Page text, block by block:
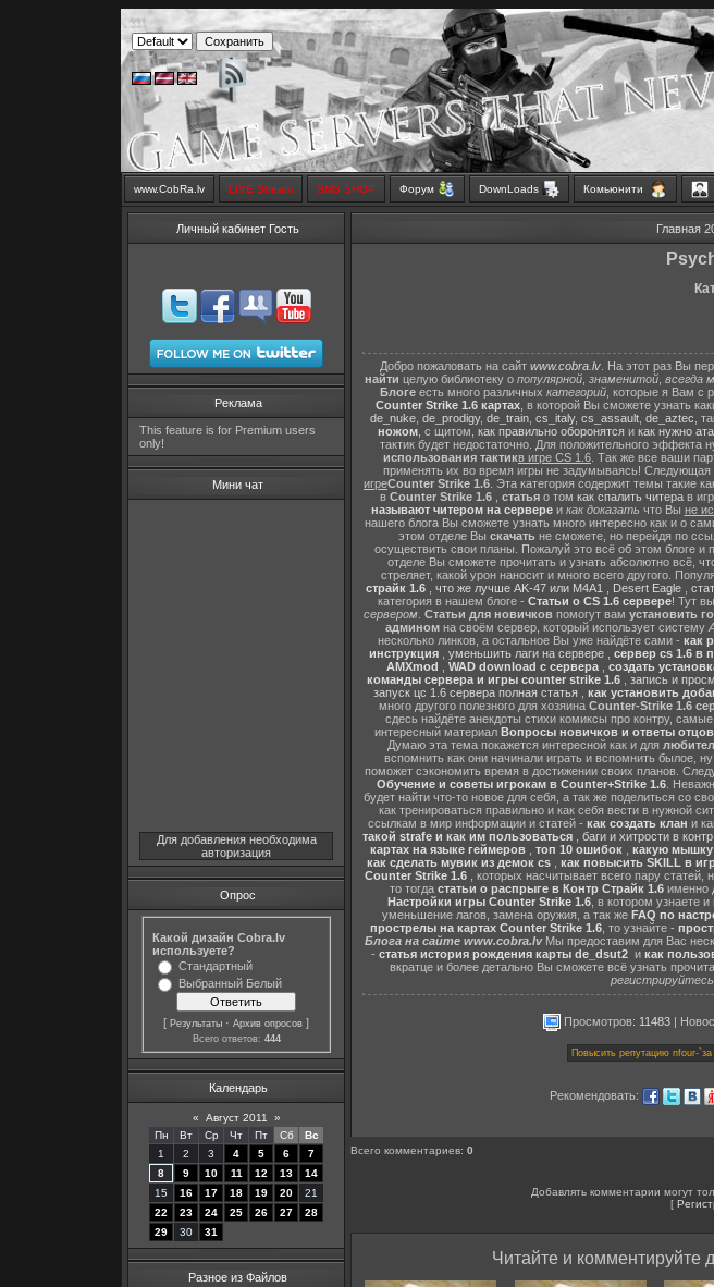
www.CobRa.lv LIVE Stream SMS SHOP Форум DownLoads Комьюнити
Личный кабинет Гость
Реклама
This feature is for Premium users
only!
Мини чат
Для добавления необходима
авторизация
Опрос
Какой дизайн Cobra.lv
используете?
Стандартный
Выбранный Белый
[ Результаты · Архив опросов ]
Всего ответов: 444
Календарь
« Август 2011
»
Пн
Вт Ср Чт Пт Сб
Вс
1
2 3 4 5 6
7
8
9 10 11 12 13
14
15
16 17 18 19 20
21
22
23 24 25 26 27
28
29
30 31
Разное из Файлов
Главная
Добро пожаловать на сайт www.cobra.lv . На этот раз Вы
найти целую библиотеку о популярной знаменитой всегда
Блоге есть много различных категорий , которые я Вам с
Counter Strike 1.6 картах, в которой Вы сможете узнать
de_nuke, de_prodigy, de_train, cs_italy, cs_assault, de_aztec ,
ножом , с щитом, как правильно оборонятся и как нужно
тактик будет недостаточно. Для положительного эффекта
использования тактикв игре CS 1.6 . Так же все ваши
применять их во время игры не задумываясь! Следующая
игреCounter Strike 1.6 . Эта категория содержит темы такие
в Counter Strike 1.6 статья о том как спалить читера в
называют читером на сервереи как доказать что Вы не
нашего блога Вы сможете узнать много интересно как и о
этом отделе Вы скачатьне сможете, но перейдя по
осуществить свои планы. Пожалуй это всё об этом блоге
отделе Вы сможете прочитать и узнать абсолютно всё,
стреляет, какой урон наносит и много всего другого.
страйк 1.6
что же лучше AK-47 или M4A1 Desert Eagle
категория в нашем блоге - Статьи о CS 1.6 сервере! Тут
сервером Статьи для новичков помогут вам установить
админомна своём сервер, который использует систему
несколько линков, а остальное Вы уже найдёте сами - как
инструкция
уменьшить лаги на сервере сервер cs 1.6 в
AMXmod
WAD download с сервера, создать
команды сервера и игры counter strike 1.6
запись и
запуск цс 1.6 сервера полная статья, как установить
много другого полезного для хозяина Counter-Strike 1.6
сдесь найдёте анекдоты стихи комиксы про контру,
интересный материал Вопросы новичков и ответы
Думаю эта тема покажется интересной как и для
вспомнить как они начинали играть и вспомнить былое,
поможет сэкономить время в достижении своих планов.
Обучение и советы игрокам в Counter+Strike 1.6.
будет найти что-то новое для себя, а так же поделиться со
как тренироваться правильно и как себя вести в нужной
ссылкам в мир информации и статей - как создать клан и
такой strafe и как им пользоваться
баги и хитрости в
картах на языке геймеров, топ 10 ошибок, какую
как сделать мувик из демок cs, как повысить SKILL в
Counter Strike 1.6, которых насчитывает всего пару статей,
то тогда статьи о распрыге в Контр Страйк 1.6именно
Настройки игры Counter Strike 1.6, в котором узнаете и
уменьшение лагов, замена оружия, а так же FAQ по
прострелы на картах Counter Strike 1.6, то узнайте -
Блога на сайте www.cobra.lvМы предоставим для Вас
- статья история рождения карты de_dsut2и как
вкратце и более детально Вы сможете всё узнать
Просмотров: 11483 |
Рекомендовать:
Всего комментариев: 0
Добавлять комментарии могут
[
Читайте и комментируйте